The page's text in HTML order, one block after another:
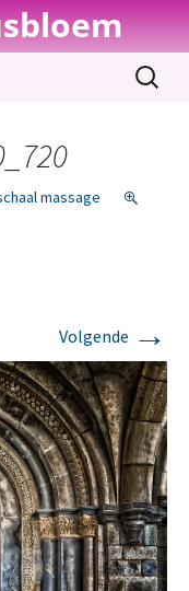
Zoeken
naar:
massage
Volgende →